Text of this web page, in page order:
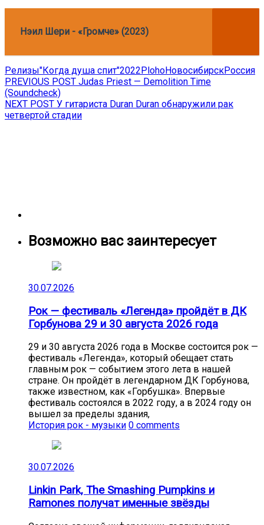
Нэил Шери - «Громче» (2023)
Релизы"Когда душа спит"2022PlohoНовосибирскРоссия
Навигация
по
записям
PREVIOUS POST Previous
Judas Priest — Demolition Time
(Soundcheck)
NEXT POST Next
post:
У гитариста Duran Duran обнаружили рак
четвертой стадии
Возможно вас заинтересует
30.07.2026
Рок — фестиваль «Легенда» пройдёт в ДК
Горбунова 29 и 30 августа 2026 года
29 и 30 августа 2026 года в Москве состоится рок —
фестиваль «Легенда», который обещает стать
главным рок — событием этого лета в нашей
стране. Он пройдёт в легендарном ДК Горбунова,
также известном, как «Горбушка». Впервые
фестиваль состоялся в 2022 году, а в 2024 году он
вышел за пределы здания,
История рок - музыки 0 comments
30.07.2026
Linkin Park, The Smashing Pumpkins и
Ramones получат именные звёзды